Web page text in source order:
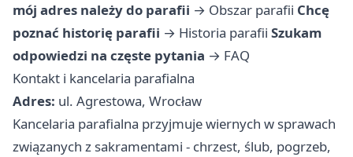
mój adres należy do parafii → Obszar parafii Chcę
poznać historię parafii → Historia parafii Szukam
odpowiedzi na częste pytania → FAQ
Kontakt i kancelaria parafialna
Adres: ul. Agrestowa, Wrocław
Kancelaria parafialna przyjmuje wiernych w sprawach
związanych z sakramentami - chrzest, ślub, pogrzeb,